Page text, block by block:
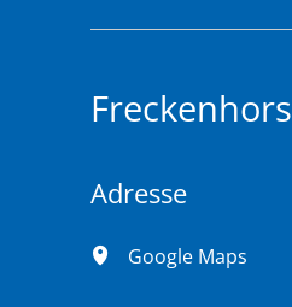
Adresse
Google Maps